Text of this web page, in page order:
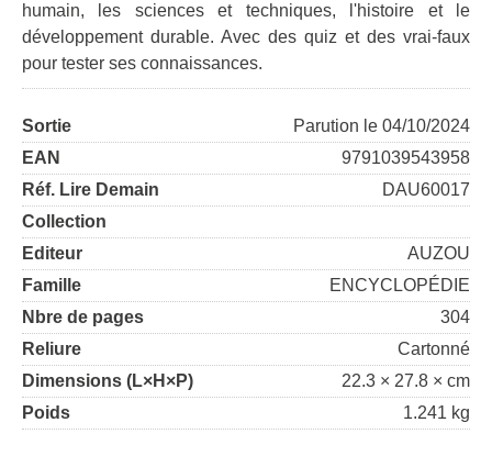
humain, les sciences et techniques, l'histoire et le
développement durable. Avec des quiz et des vrai-faux
pour tester ses connaissances.
Sortie
Parution le 04/10/2024
EAN
9791039543958
Réf. Lire Demain
DAU60017
Collection
Editeur
AUZOU
Famille
ENCYCLOPÉDIE
Nbre de pages
304
Reliure
Cartonné
Dimensions (L×H×P)
22.3 × 27.8 × cm
Poids
1.241 kg